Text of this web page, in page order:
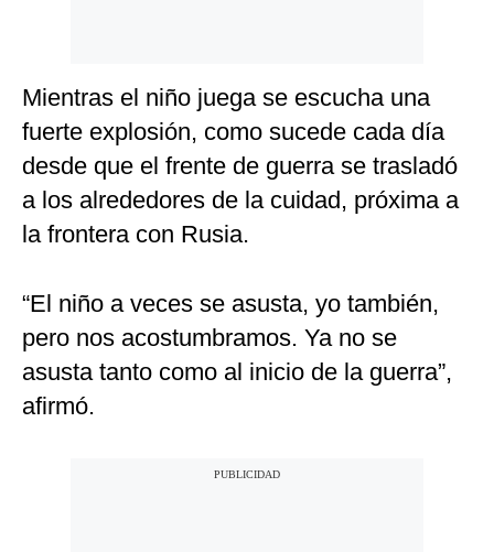
Mientras el niño juega se escucha una
fuerte explosión, como sucede cada día
desde que el frente de guerra se trasladó
a los alrededores de la cuidad, próxima a
la frontera con Rusia.
“El niño a veces se asusta, yo también,
pero nos acostumbramos. Ya no se
asusta tanto como al inicio de la guerra”,
afirmó.